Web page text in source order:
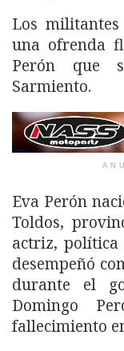
Los
una ofrenda
Perón que
Sarmiento.
Eva Perón
Toldos,
actriz,
desempeñó
durante el
Domingo
fallecimiento